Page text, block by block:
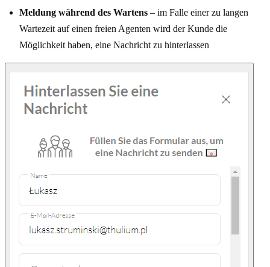
Meldung während des Wartens – im Falle einer zu langen
Wartezeit auf einen freien Agenten wird der Kunde die
Möglichkeit haben, eine Nachricht zu hinterlassen